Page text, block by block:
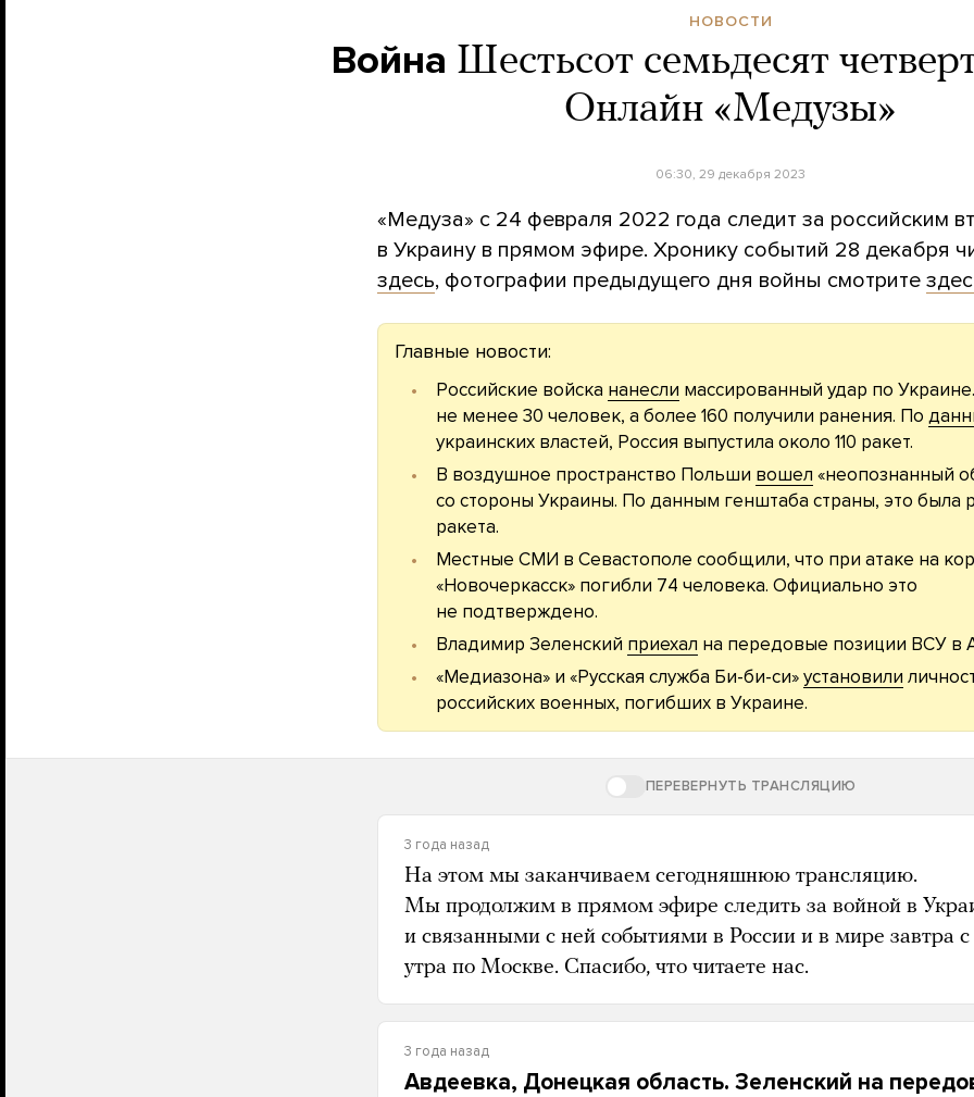
НОВОСТИ
Война Шестьсот семьдесят
Онлайн «Медузы»
06:30, 29 декабря 2023
«Медуза» с 24 февраля 2022 года следит за российским
в Украину в прямом эфире. Хронику событий 28 декабря
здесь, фотографии предыдущего дня войны смотрите
Главные новости:
Российские войска нанесли массированный удар по
не менее 30 человек, а более 160 получили ранения. По
украинских властей, Россия выпустила около 110 ракет.
В воздушное пространство Польши вошел «неопознанный
со стороны Украины. По данным генштаба страны, это была
ракета.
Местные СМИ в Севастополе сообщили, что при атаке на
«Новочеркасск» погибли 74 человека. Официально это
не подтверждено.
Владимир Зеленский приехал на передовые позиции ВСУ в
«Медиазона» и «Русская служба Би-би-си»установили
российских военных, погибших в Украине.
ПЕРЕВЕРНУТЬ ТРАНСЛЯЦИЮ
3 года назад
На этом мы заканчиваем сегодняшнюю трансляцию.
Мы продолжим в прямом эфире следить за войной в
и связанными с ней событиями в России и в мире завтра с
утра по Москве. Спасибо, что читаете нас.
3 года назад
Авдеевка, Донецкая область. Зеленский на